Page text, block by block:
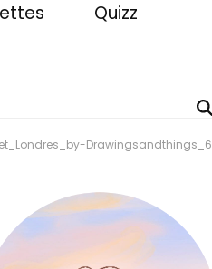
Quizz
Drawingsandthings_6